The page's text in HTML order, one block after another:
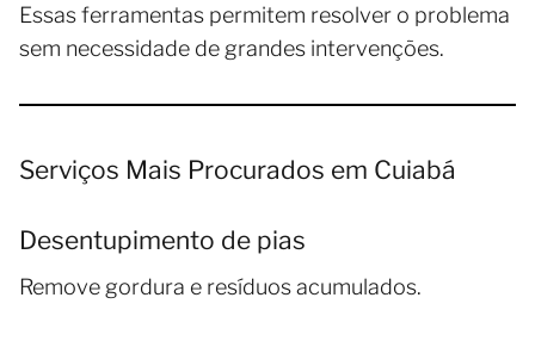
Essas ferramentas permitem resolver o problema
sem necessidade de grandes intervenções.
Serviços Mais Procurados em Cuiabá
Desentupimento de pias
Remove gordura e resíduos acumulados.